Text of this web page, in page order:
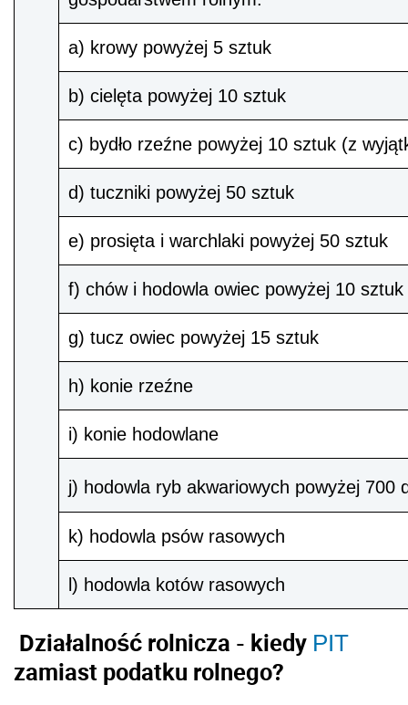
a) krowy powyżej 5 sztuk
b) cielęta powyżej 10 sztuk
c) bydło rzeźne powyżej 10 sztuk (z
d) tuczniki powyżej 50 sztuk
e) prosięta i warchlaki powyżej 50 sztuk
f) chów i hodowla owiec powyżej 10 sztuk
g) tucz owiec powyżej 15 sztuk
h) konie rzeźne
i) konie hodowlane
j) hodowla ryb akwariowych powyżej 700
k) hodowla psów rasowych
l) hodowla kotów rasowych
Działalność rolnicza - kiedy PIT
zamiast podatku rolnego?